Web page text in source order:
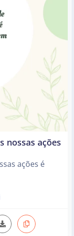
nossas ações
ações é